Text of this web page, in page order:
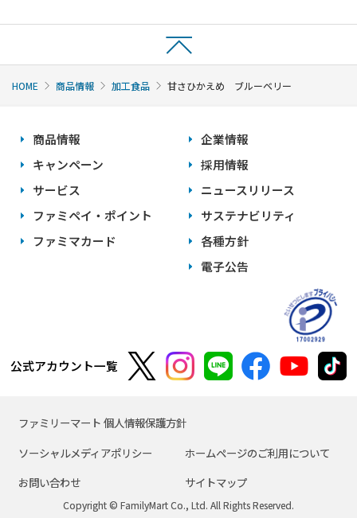
HOME 商品情報 加工食品 甘さひかえめ ブルーベリー
商品情報
キャンペーン
サービス
ファミペイ・ポイント
ファミマカード
企業情報
採用情報
ニュースリリース
サステナビリティ
各種方針
電子公告
公式アカウント一覧
ファミリーマート 個人情報保護方針
ソーシャルメディアポリシー
ホームページのご利用について
お問い合わせ
サイトマップ
Copyright © FamilyMart Co., Ltd. All Rights Reserved.